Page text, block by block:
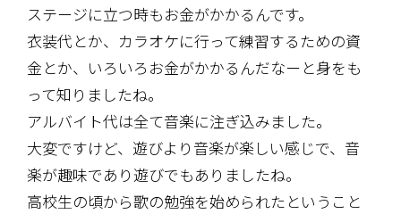
ステージに立つ時もお金がかかるんです。
衣装代とか、カラオケに行って練習するための資
金とか、いろいろお金がかかるんだなーと身をも
って知りましたね。
アルバイト代は全て音楽に注ぎ込みました。
大変ですけど、遊びより音楽が楽しい感じで、音
楽が趣味であり遊びでもありましたね。
高校生の頃から歌の勉強を始められたということ